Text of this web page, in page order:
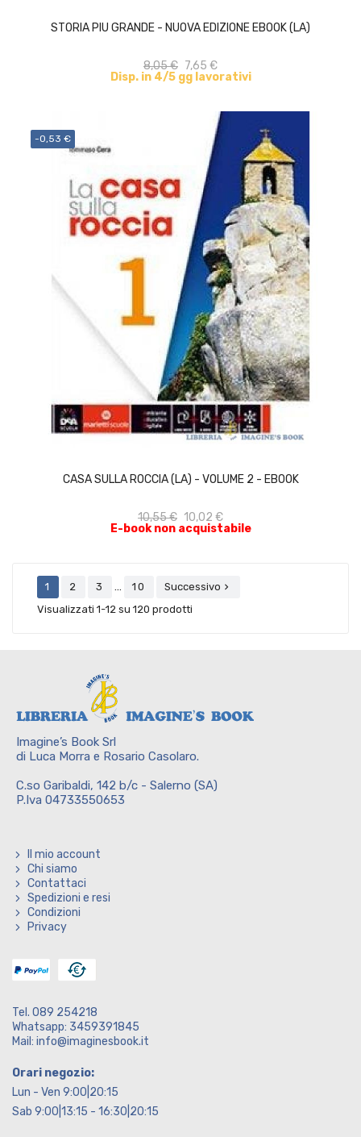
STORIA PIU GRANDE - NUOVA EDIZIONE EBOOK (LA)
8,05 € 7,65 €
Disp. in 4/5 gg lavorativi
-0,53 €
CASA SULLA ROCCIA (LA) - VOLUME 2 - EBOOK
10,55 € 10,02 €
E-book non acquistabile
ACQUISTA
1 2 3 … 10 Successivo 
Visualizzati 1-12 su 120 prodotti
Imagine’s Book Srl
di Luca Morra e Rosario Casolaro.
C.so Garibaldi, 142 b/c - Salerno (SA)
P.Iva 04733550653
Il mio account
Chi siamo
Contattaci
Spedizioni e resi
Condizioni
Privacy
Tel. 089 254218
Whatsapp: 3459391845
Mail: info@imaginesbook.it
Orari negozio:
Lun - Ven 9:00|20:15
Sab 9:00|13:15 - 16:30|20:15